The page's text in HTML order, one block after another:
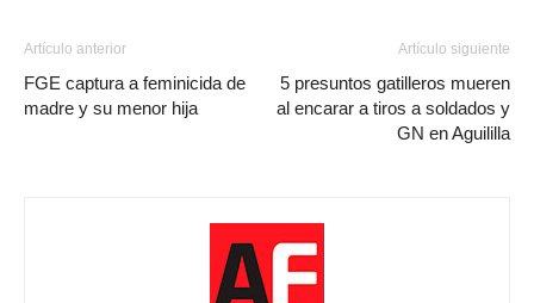
Artículo anterior
FGE captura a feminicida de
madre y su menor hija
Artículo siguiente
5 presuntos gatilleros mueren
al encarar a tiros a soldados y
GN en Aguililla